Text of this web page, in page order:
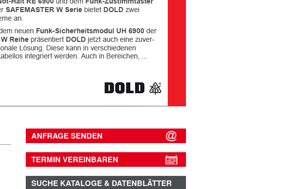
ANFRAGE SENDEN
TERMIN VEREINBAREN
SUCHE KATALOGE & DATENBLÄTTER